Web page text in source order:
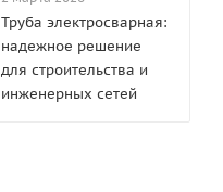
Труба электросварная:
надежное решение
для строительства и
инженерных сетей